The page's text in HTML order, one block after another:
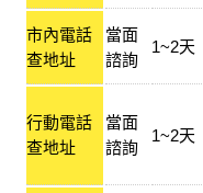
市內電話
查地址
當面
諮詢
1~2天
行動電話
查地址
當面
諮詢
1~2天